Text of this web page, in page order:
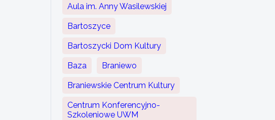
Aula im. Anny Wasilewskiej
Bartoszyce
Bartoszycki Dom Kultury
Baza Braniewo
Braniewskie Centrum Kultury
Centrum Konferencyjno-
Szkoleniowe UWM